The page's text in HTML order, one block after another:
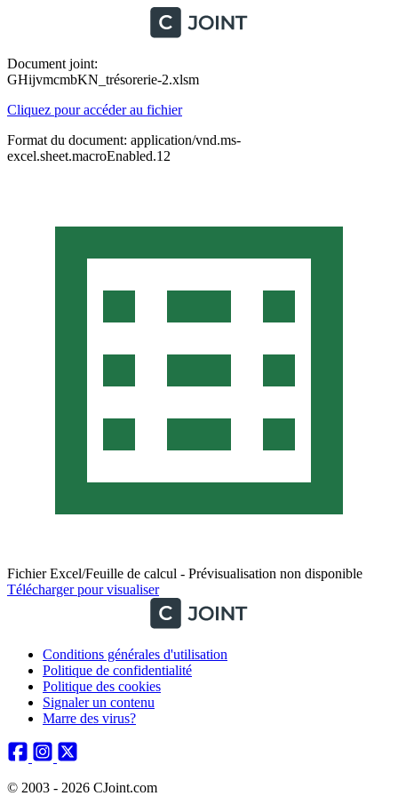
Document joint:
GHijvmcmbKN_trésorerie-2.xlsm
Cliquez pour accéder au fichier
Format du document: application/vnd.ms-
excel.sheet.macroEnabled.12
Fichier Excel/Feuille de calcul - Prévisualisation non disponible
Télécharger pour visualiser
Conditions générales d'utilisation
Politique de confidentialité
Politique des cookies
Signaler un contenu
Marre des virus?
© 2003 - 2026 CJoint.com